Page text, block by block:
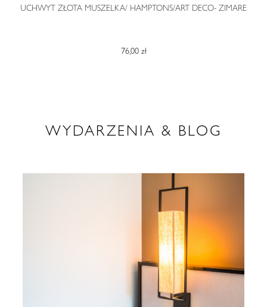
UCHWYT ZŁOTA MUSZELKA/ HAMPTONS/ART DECO- ZIMARE
76,00 zł
WYDARZENIA & BLOG